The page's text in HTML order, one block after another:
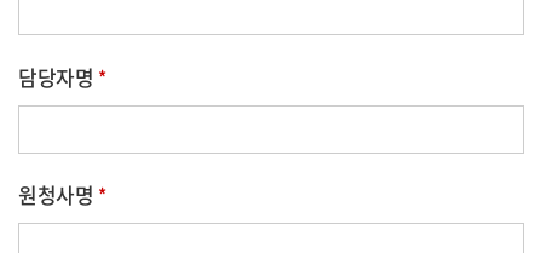
담당자명
원청사명